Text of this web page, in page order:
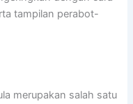
tampilan perabot-
merupakan salah satu